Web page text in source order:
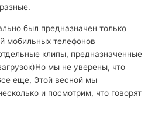
был предназначен только
мобильных телефонов
клипы, предназначенные
мы не уверены, что
еще, Этой весной мы
и посмотрим, что говорят